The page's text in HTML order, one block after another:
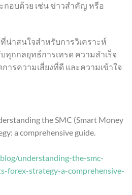
อบด้วย เช่น ข่าวสำคัญ หรือ
น่าสนใจสำหรับการวิเคราะห์
ทุกกลยุทธ์การเทรด ความสำเร็จ
ารความเสี่ยงที่ดี และความเข้าใจ
the SMC (Smart Money
a comprehensive guide.
understanding-the-smc-
forex-strategy-a-comprehensive-